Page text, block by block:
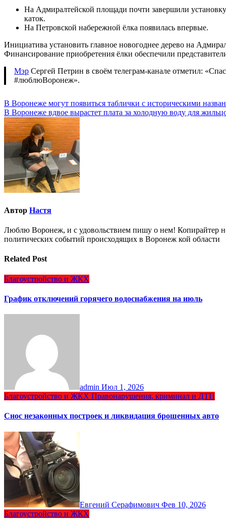
На Адмиралтейской площади почти завершили
каток.
На Петровской набережной ёлка появилась впервые.
Инициатива установить главное новогоднее дерево на
Финансирование приобретения ёлки обеспечили
Мэр Сергей Петрин в своём телеграм‑канале отметил:
#люблюВоронеж».
Навигация
по
записям
В Воронеже могут появиться таблички с историческими
В Воронеже вдвое вырастет плата за холодную воду для
Автор Настя
Люблю Воронеж, и с удовольствием пишу о нем! Копирайтер
политических событий происходящих в Воронеж кой области
Related Post
Благоустройство и ЖКХ
График отключений горячего водоснабжения на июль
admin Июл 1, 2026
Благоустройство и ЖКХ Правонарушения, криминал и ДТП
Снос незаконных построек и ликвидация брошенных авто
Евгений Серафимович Фев 10, 2026
Благоустройство и ЖКХ